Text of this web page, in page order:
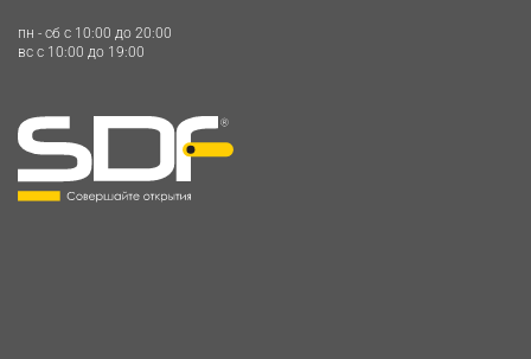
пн - сб c 10:00 до 20:00
вс c 10:00 до 19:00